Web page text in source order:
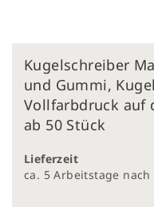
Kugelschreiber
und Gummi,
Vollfarbdruck auf
ab 50 Stück
Lieferzeit
ca. 5 Arbeitstage